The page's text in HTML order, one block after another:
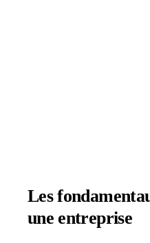
Les
une entreprise